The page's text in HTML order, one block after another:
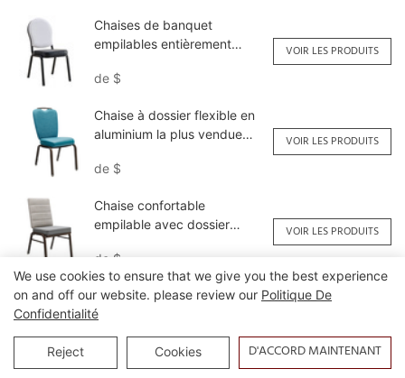
Chaises de banquet
empilables entièrement
YL1398 Yumeya
de $
VOIR LES PRODUITS
Chaise à dossier flexible en
aluminium la plus vendue
de $
VOIR LES PRODUITS
Chaise confortable
empilable avec dossier
gros YY6139 Yumeya
de $
VOIR LES PRODUITS
Contrat Contracs
Commercial Banquet Chairs
YT2190 Yumeya
We use cookies to ensure that we give you the best experience
on and off our website. please review our Politique De
Confidentialité
Reject Cookies D'ACCORD MAINTENANT